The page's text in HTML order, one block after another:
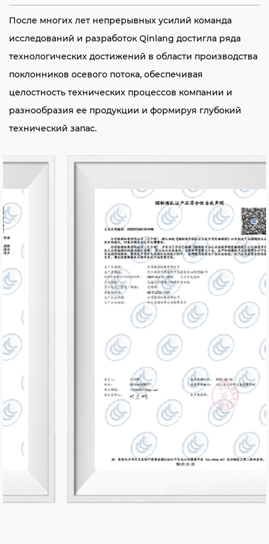
После многих лет непрерывных усилий команда
исследований и разработок Qinlang достигла ряда
технологических достижений в области производства
поклонников осевого потока, обеспечивая
целостность технических процессов компании и
разнообразия ее продукции и формируя глубокий
технический запас.